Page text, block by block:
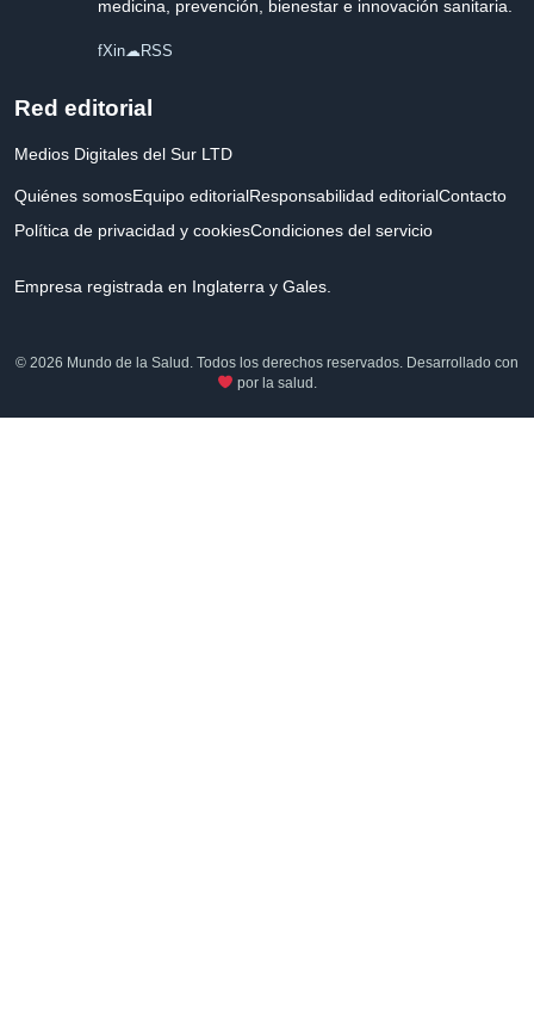
medicina, prevención, bienestar e innovación sanitaria.
fXin☁RSS
Red editorial
Medios Digitales del Sur LTD
Quiénes somosEquipo editorialResponsabilidad editorialContacto
Política de privacidad y cookiesCondiciones del servicio
Empresa registrada en Inglaterra y Gales.
© 2026 Mundo de la Salud. Todos los derechos reservados. Desarrollado con
por la salud.